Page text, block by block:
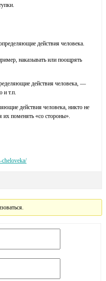
действия человека.
наказывать или поощрять
действия человека, —
и т.п.
действия человека, никто не
их поменять «со стороны».